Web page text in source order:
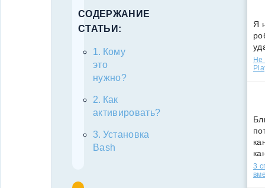
СОДЕРЖАНИЕ
СТАТЬИ:
Кому
это
нужно?
Как
активировать?
Установка
Bash
Я
Не
3